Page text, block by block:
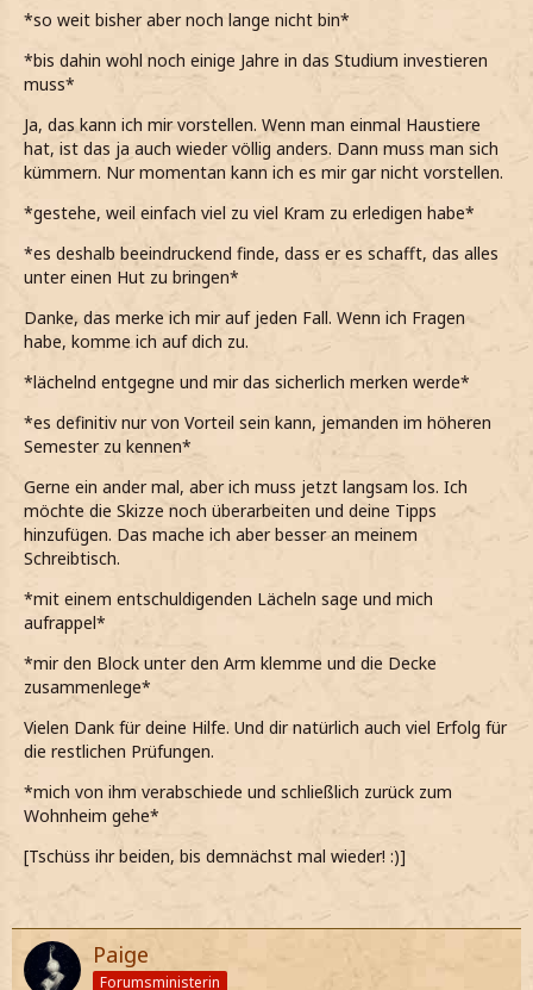
*so weit bisher aber noch lange nicht bin*
*bis dahin wohl noch einige Jahre in das Studium investieren
muss*
Ja, das kann ich mir vorstellen. Wenn man einmal Haustiere
hat, ist das ja auch wieder völlig anders. Dann muss man sich
kümmern. Nur momentan kann ich es mir gar nicht vorstellen.
*gestehe, weil einfach viel zu viel Kram zu erledigen habe*
*es deshalb beeindruckend finde, dass er es schafft, das alles
unter einen Hut zu bringen*
Danke, das merke ich mir auf jeden Fall. Wenn ich Fragen
habe, komme ich auf dich zu.
*lächelnd entgegne und mir das sicherlich merken werde*
*es definitiv nur von Vorteil sein kann, jemanden im höheren
Semester zu kennen*
Gerne ein ander mal, aber ich muss jetzt langsam los. Ich
möchte die Skizze noch überarbeiten und deine Tipps
hinzufügen. Das mache ich aber besser an meinem
Schreibtisch.
*mit einem entschuldigenden Lächeln sage und mich
aufrappel*
*mir den Block unter den Arm klemme und die Decke
zusammenlege*
Vielen Dank für deine Hilfe. Und dir natürlich auch viel Erfolg für
die restlichen Prüfungen.
*mich von ihm verabschiede und schließlich zurück zum
Wohnheim gehe*
[Tschüss ihr beiden, bis demnächst mal wieder! :)]
Paige
Forumsministerin